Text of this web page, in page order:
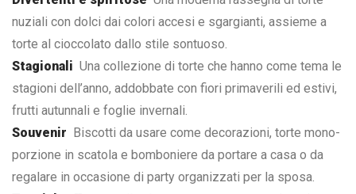
nuziali con dolci dai colori accesi e sgargianti, assieme a
torte al cioccolato dallo stile sontuoso.
Stagionali Una collezione di torte che hanno come tema le
stagioni dell’anno, addobbate con fiori primaverili ed estivi,
frutti autunnali e foglie invernali.
Souvenir
Biscotti da usare come decorazioni, torte mono-
porzione in scatola e bomboniere da portare a casa o da
regalare in occasione di party organizzati per la sposa.